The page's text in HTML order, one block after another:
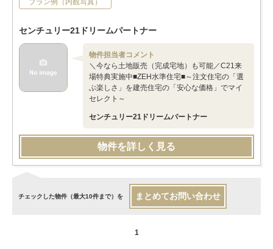
プラン例（内観写真）
センチュリー21ドリームパートナー
物件担当者コメント
＼今なら土地販売（完成宅地）も可能／C21来
場特典実施中■ZEH水準住宅■～注文住宅の「選
ぶ楽しさ」を建売住宅の「安心な価格」でマイ
セレクト～
センチュリー21ドリームパートナー
物件を詳しく見る
チェックした物件（最大10件まで）を まとめてお問い合わせ
1